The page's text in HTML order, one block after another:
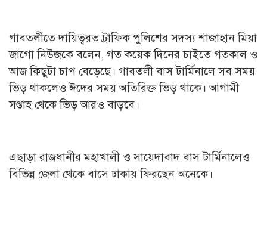
গাবতলীতে দায়িত্বরত ট্রাফিক পুলিশের সদস্য শাজাহান মিয়া
জাগো নিউজকে বলেন, গত কয়েক দিনের চাইতে গতকাল ও
আজ কিছুটা চাপ বেড়েছে। গাবতলী বাস টার্মিনালে সব সময়
ভিড় থাকলেও ঈদের সময় অতিরিক্ত ভিড় থাকে। আগামী
সপ্তাহ থেকে ভিড় আরও বাড়বে।
এছাড়া রাজধানীর মহাখালী ও সায়েদাবাদ বাস টার্মিনালেও
বিভিন্ন জেলা থেকে বাসে ঢাকায় ফিরছেন অনেকে।